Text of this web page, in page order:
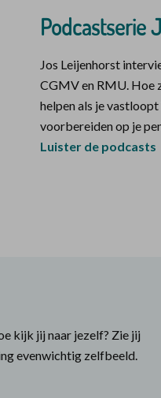
Podcastserie
Jos Leijenhorst
CGMV en RMU. Hoe
helpen als je
voorbereiden op je
Luister de podcasts
kijk jij naar jezelf? Zie jij
evenwichtig zelfbeeld.